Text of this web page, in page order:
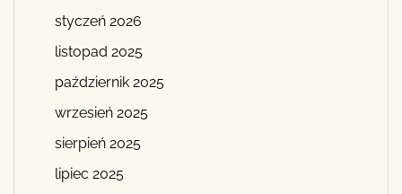
styczeń 2026
listopad 2025
październik 2025
wrzesień 2025
sierpień 2025
lipiec 2025